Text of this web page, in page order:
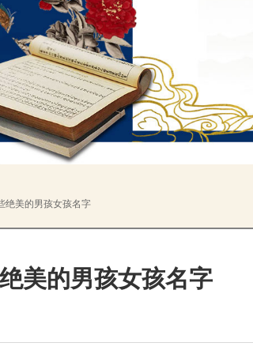
绝美的男孩女孩名字
美的男孩女孩名字